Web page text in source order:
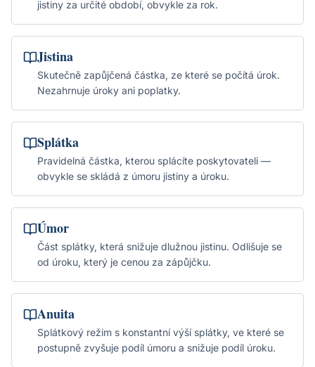
jistiny za určité období, obvykle za rok.
Jistina
Skutečně zapůjčená částka, ze které se počítá úrok.
Nezahrnuje úroky ani poplatky.
Splátka
Pravidelná částka, kterou splácíte poskytovateli —
obvykle se skládá z úmoru jistiny a úroku.
Úmor
Část splátky, která snižuje dlužnou jistinu. Odlišuje se
od úroku, který je cenou za zápůjčku.
Anuita
Splátkový režim s konstantní výší splátky, ve které se
postupně zvyšuje podíl úmoru a snižuje podíl úroku.